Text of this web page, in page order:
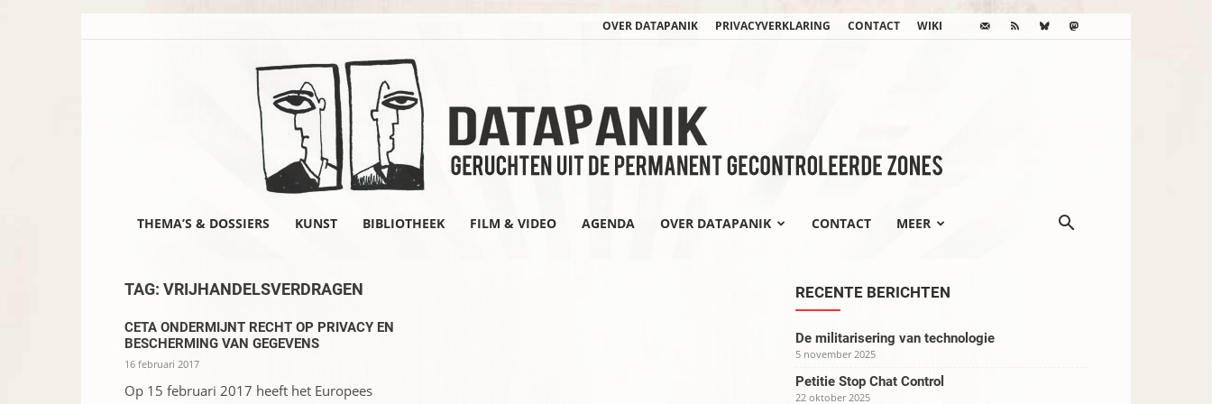
OVER DATAPANIK PRIVACYVERKLARING CONTACT WIKI
THEMA’S & DOSSIERS KUNST BIBLIOTHEEK FILM & VIDEO AGENDA OVER DATAPANIK CONTACT MEER
TAG: VRIJHANDELSVERDRAGEN
CETA ONDERMIJNT RECHT OP PRIVACY EN
BESCHERMING VAN GEGEVENS
16 februari 2017
Op 15 februari 2017 heeft het Europees
RECENTE BERICHTEN
De militarisering van technologie
5 november 2025
Petitie Stop Chat Control
22 oktober 2025